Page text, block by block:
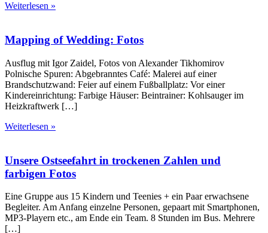
Weiterlesen »
Mapping of Wedding: Fotos
Ausflug mit Igor Zaidel, Fotos von Alexander Tikhomirov
Polnische Spuren: Abgebranntes Café: Malerei auf einer
Brandschutzwand: Feier auf einem Fußballplatz: Vor einer
Kindereinrichtung: Farbige Häuser: Beintrainer: Kohlsauger im
Heizkraftwerk […]
Weiterlesen »
Unsere Ostseefahrt in trockenen Zahlen und
farbigen Fotos
Eine Gruppe aus 15 Kindern und Teenies + ein Paar erwachsene
Begleiter. Am Anfang einzelne Personen, gepaart mit Smartphonen,
MP3-Playern etc., am Ende ein Team. 8 Stunden im Bus. Mehrere
[…]